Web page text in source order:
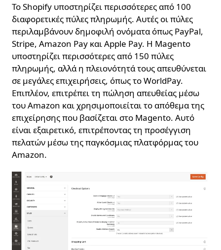
Το Shopify υποστηρίζει περισσότερες από 100
διαφορετικές πύλες πληρωμής. Αυτές οι πύλες
περιλαμβάνουν δημοφιλή ονόματα όπως PayPal,
Stripe, Amazon Pay και Apple Pay. Η Magento
υποστηρίζει περισσότερες από 150 πύλες
πληρωμής, αλλά η πλειονότητά τους απευθύνεται
σε μεγάλες επιχειρήσεις, όπως το WorldPay.
Επιπλέον, επιτρέπει τη πώληση απευθείας μέσω
του Amazon και χρησιμοποιείται το απόθεμα της
επιχείρησης που βασίζεται στο Magento. Αυτό
είναι εξαιρετικό, επιτρέποντας τη προσέγγιση
πελατών μέσω της παγκόσμιας πλατφόρμας του
Amazon.